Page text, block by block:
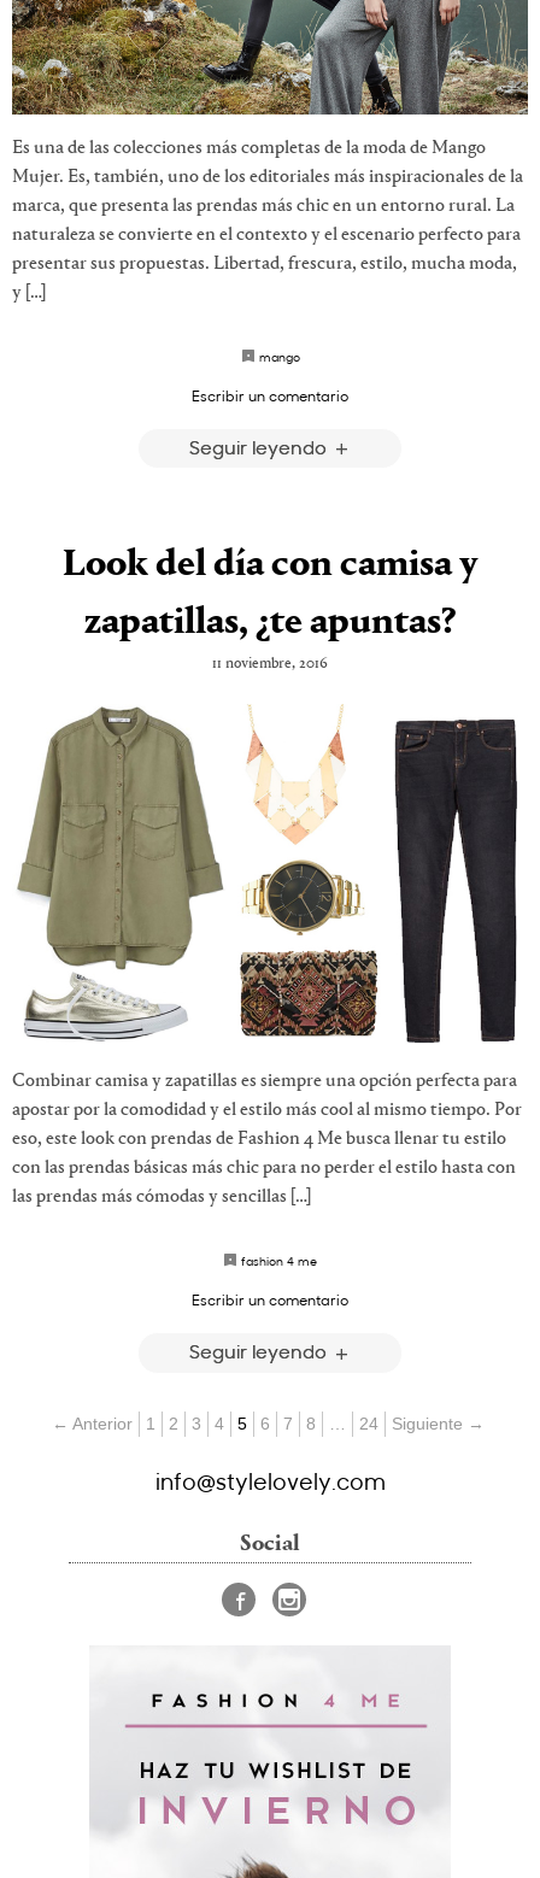
Es una de las colecciones más completas de la moda de Mango
Mujer. Es, también, uno de los editoriales más inspiracionales de la
marca, que presenta las prendas más chic en un entorno rural. La
naturaleza se convierte en el contexto y el escenario perfecto para
presentar sus propuestas. Libertad, frescura, estilo, mucha moda,
y […]
mango
Escribir un comentario
Seguir leyendo
Look del día con camisa y
zapatillas, ¿te apuntas?
11 noviembre, 2016
Combinar camisa y zapatillas es siempre una opción perfecta para
apostar por la comodidad y el estilo más cool al mismo tiempo. Por
eso, este look con prendas de Fashion 4 Me busca llenar tu estilo
con las prendas básicas más chic para no perder el estilo hasta con
las prendas más cómodas y sencillas […]
fashion 4 me
Escribir un comentario
Seguir leyendo
← Anterior 1 2 3 4 5 6 7 8 24 Siguiente →
info@stylelovely.com
Social